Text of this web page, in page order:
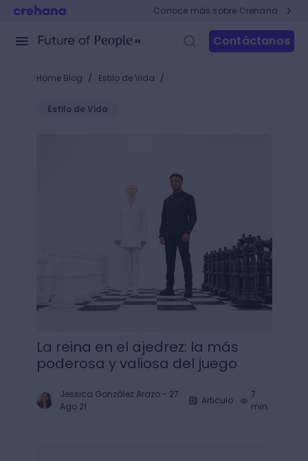
Conoce más sobre Crehana
Contáctanos
Home Blog / Estilo de Vida /
Estilo de Vida
La reina en el ajedrez: la más
poderosa y valiosa del juego
Jessica González Arazo- 27
Ago 21
Articulo
7
min.